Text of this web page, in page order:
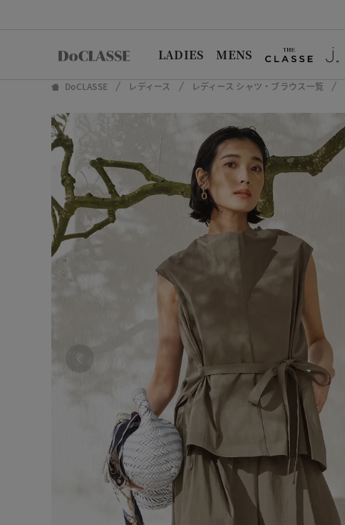
LADIES MENS
DoCLASSE レディース レディース シャツ・ブラウス一覧